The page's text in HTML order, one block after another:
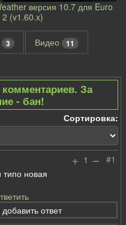
версия 10.7 для Euro
(v1.60.x)
3 Видео 11
За
- бан!
Сортировка:
#1
+ 1 –
типо новая
ответ